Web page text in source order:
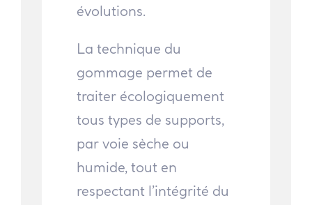
évolutions.
La technique du
gommage permet de
traiter écologiquement
tous types de supports,
par voie sèche ou
humide, tout en
respectant l’intégrité du